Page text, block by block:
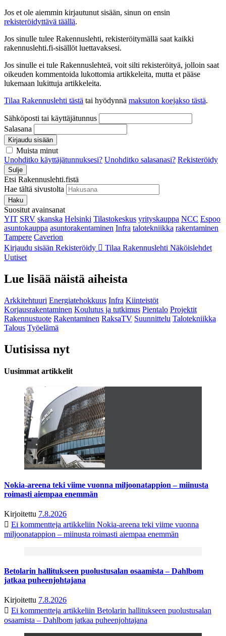
Jos et ole aiemmin kirjautunut sisään, sinun on ensin
rekisteröidyttävä täällä.
Jos sinulle tulee Rakennuslehti, rekisteröitymällä saat kaikki
rakennuslehti.fi-sisällöt luettavaksesi.
Jos sinulle ei tule Rakennuslehteä, voit silti rekisteröityä, jolloin saat
oikeuden kommentoida lukottomia artikkeleita, mutta et pääse
lukemaan lukittuja artikkeleita.
Tilaa Rakennuslehti tästä tai hyödynnä maksuton koejakso tästä.
Sähköposti tai käyttäjätunnus
Salasana
Kirjaudu sisään
Muista minut
Unohditko käyttäjätunnuksesi? Unohditko salasanasi? Rekisteröidy
Sulje
Etsi Rakennuslehti.fistä
Hae tältä sivustolta
Haku
Suositut avainsanat
YIT SRV skanska Helsinki Tilastokeskus yrityskauppa NCC Espoo
asuntokauppa asuntorakentaminen Infra talotekniikka rakentaminen
Tampere Caverion
Kirjaudu sisään Rekisteröidy Tilaa Rakennuslehti Näköislehdet
Uutiset
Lue lisää näistä aiheista
Arkkitehtuuri Energiatehokkuus Infra Kiinteistöt
Korjausrakentaminen Koulutus ja tutkimus Pientalo Projektit
Rakennustuote Rakentaminen RaksaTV Suunnittelu Talotekniikka
Talous Työelämä
Uutisissa nyt
Uusimmat artikkelit
Nokia-areena teki viime vuonna miljoonatappion – miinusta
roimasti aiempaa enemmän
Kirjoitettu 7.8.2026
Ei kommentteja artikkeliin Nokia-areena teki viime vuonna
miljoonatappion – miinusta roimasti aiempaa enemmän
Betolarin hallitukseen puolustusalan osaamista – Dahlbom
jatkaa puheenjohtajana
Kirjoitettu 7.8.2026
Ei kommentteja artikkeliin Betolarin hallitukseen puolustusalan
osaamista – Dahlbom jatkaa puheenjohtajana